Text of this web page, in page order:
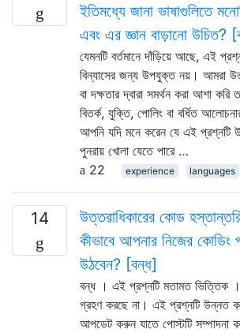
ইতিমধ্যে জানা ভাষাগুলিতে
এবং এর জ্ঞান বাড়ানো উচিত?
যেমনটি বর্তমানে দাঁড়িয়ে আছে, এই
বিন্যাসের জন্য উপযুক্ত নয়। আমরা
বা দক্ষতার দ্বারা সমর্থন করা আশা
বিতর্ক, যুক্তি, পোলিং বা বর্ধিত
আপনি যদি মনে করেন যে এই
পুনরায় খোলা যেতে পারে …
22
experience languages
14
উত্তরাধিকারের কোড
কীভাবে আপনার নিজের কোডিং
উঠবেন? [বন্ধ]
বন্ধ । এই প্রশ্নটি মতামত ভিত্তিক ।
গ্রহণ করছে না। এই প্রশ্নটি উন্নত
আপডেট করুন যাতে পোস্টটি সম্পাদনা